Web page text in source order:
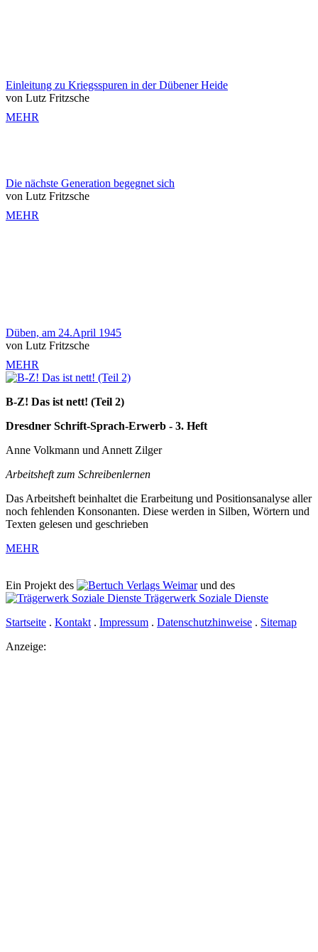
Einleitung zu Kriegsspuren in der Dübener Heide
von Lutz Fritzsche
MEHR
Die nächste Generation begegnet sich
von Lutz Fritzsche
MEHR
Düben, am 24.April 1945
von Lutz Fritzsche
MEHR
B-Z! Das ist nett! (Teil 2)
Dresdner Schrift-Sprach-Erwerb - 3. Heft
Anne Volkmann und Annett Zilger
Arbeitsheft zum Schreibenlernen
Das Arbeitsheft beinhaltet die Erarbeitung und Positionsanalyse aller
noch fehlenden Konsonanten. Diese werden in Silben, Wörtern und
Texten gelesen und geschrieben
MEHR
Ein Projekt des Verlags Weimarund des
Trägerwerk Soziale Dienste
Startseite . Kontakt . Impressum . Datenschutzhinweise . Sitemap
Anzeige: